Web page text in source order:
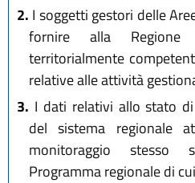
2. I soggetti gestori delle
fornire alla
territorialmente
relative alle attività
3. I dati relativi allo stato
del sistema regionale
monitoraggio stesso
Programma regionale di